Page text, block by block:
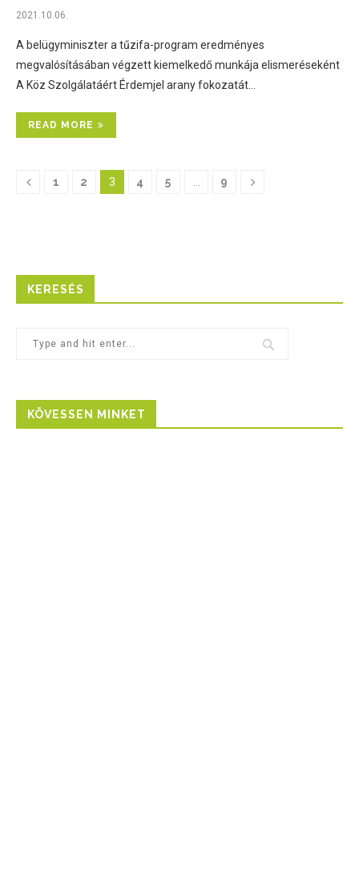
2021.10.06.
A belügyminiszter a tűzifa-program eredményes
megvalósításában végzett kiemelkedő munkája elismeréseként
A Köz Szolgálatáért Érdemjel arany fokozatát…
READ MORE
1 2 3 4 5 … 9
KERESÉS
KÖVESSEN MINKET